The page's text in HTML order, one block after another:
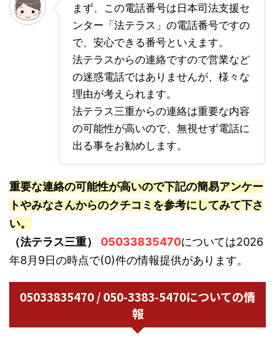
まず、この電話番号は日本司法支援セ
ンター「法テラス」の電話番号ですの
で、安心できる番号といえます。
法テラスからの連絡ですので営業など
の迷惑電話ではありませんが、様々な
理由が考えられます。
法テラス三重からの連絡は重要な内容
の可能性が高いので、無視せず電話に
出る事をお勧めします。
重要な連絡の可能性が高いので下記の簡易アンケー
トやみなさんからのクチコミを参考にしてみて下さ
い。
（法テラス三重）
05033835470については2026
年8月9日の時点で(0)件の情報提供があります。
05033835470 / 050-3383-5470についての情
報